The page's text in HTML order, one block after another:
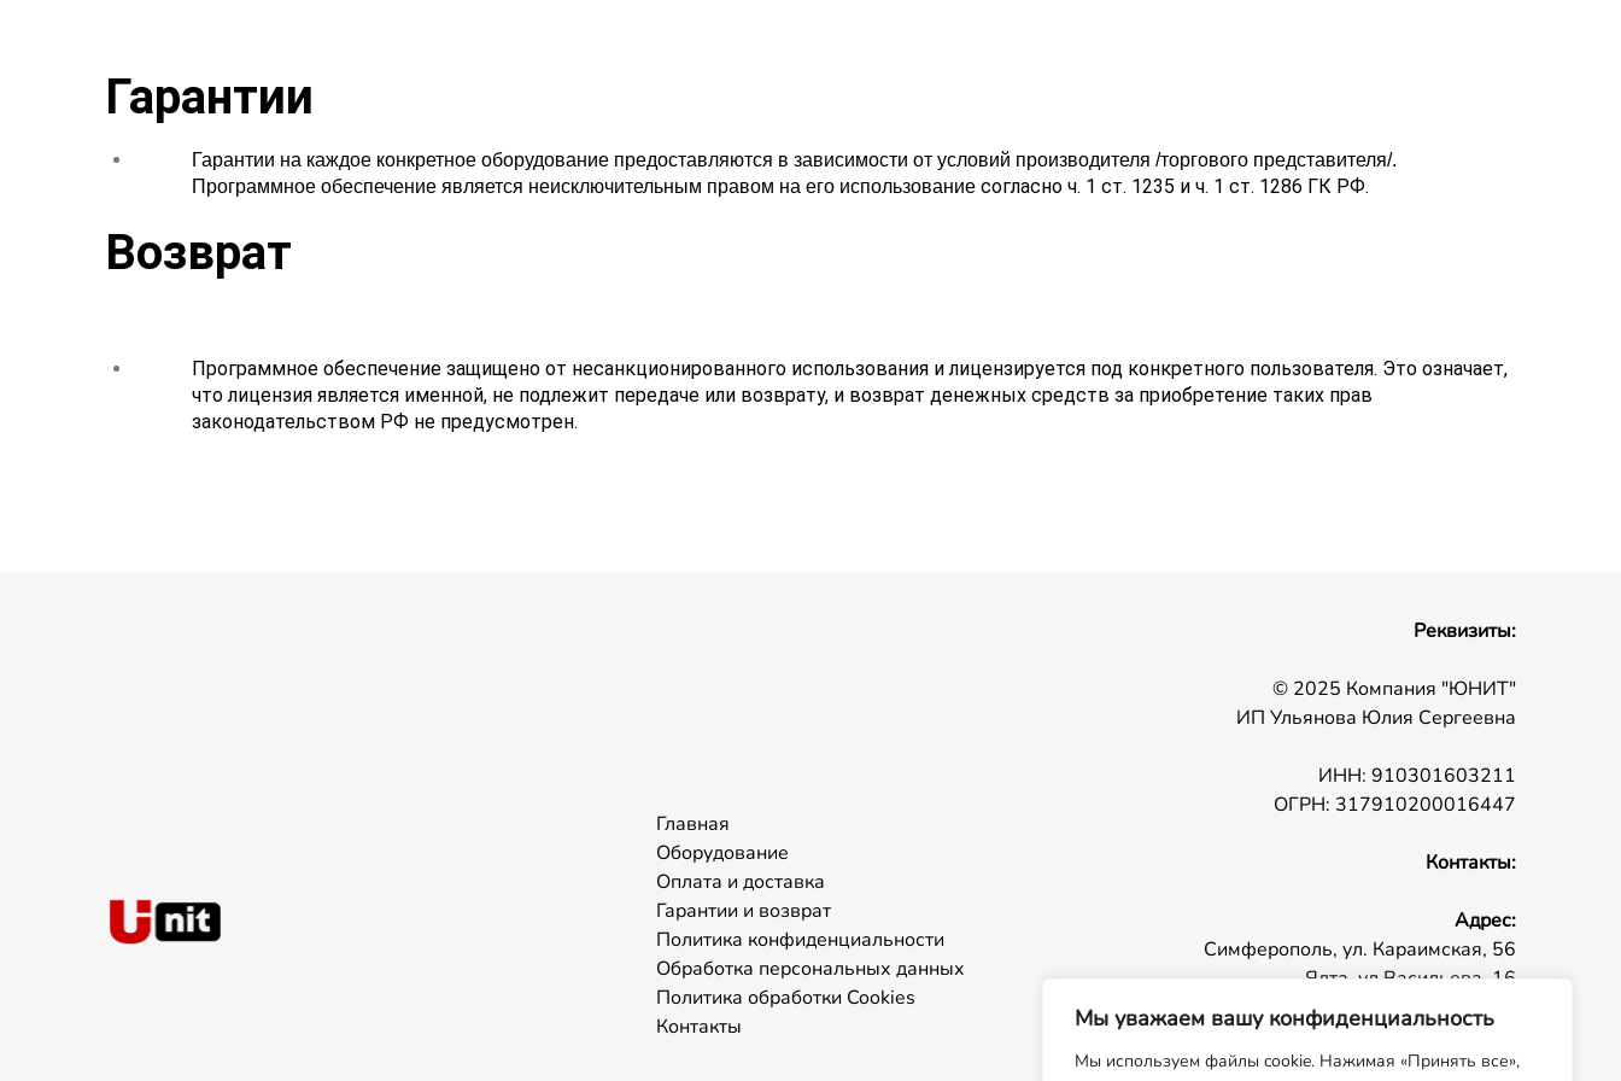
Мы уважаем вашу конфиденциальность
Мы используем файлы cookie. Нажимая «Принять все»,
Доп. мониторы
Кассы самообслуживания
Принтеры этикеток
Терминалы сбора данных
Гарантии
Гарантии на каждое конкретное оборудование предоставляются в зависимости от условий производителя /торгового представителя/.
Программное обеспечение является неисключительным правом на его использование согласно ч. 1 ст. 1235 и ч. 1 ст. 1286 ГК РФ.
Возврат
Программное обеспечение защищено от несанкционированного использования и лицензируется под конкретного пользователя. Это означает,
что лицензия является именной, не подлежит передаче или возврату, и возврат денежных средств за приобретение таких прав
законодательством РФ не предусмотрен.
Главная
Оборудование
Оплата и доставка
Гарантии и возврат
Политика конфиденциальности
Обработка персональных данных
Политика обработки Cookies
Контакты
Реквизиты:
© 2025 Компания "ЮНИТ"
ИП Ульянова Юлия Сергеевна
ИНН: 910301603211
ОГРН: 317910200016447
Контакты:
Адрес:
Симферополь, ул. Караимская, 56
Ялта, ул Васильева, 16
Телефон:+ 7 (978) 020-64-44
E-mail:
admin@un-it.ru
Время работы:пн - пт 09:00 - 18:00